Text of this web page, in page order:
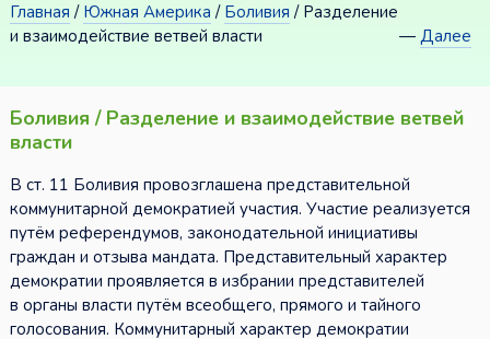
Главная / Южная Америка / Боливия / Разделение
и взаимодействие ветвей власти
—Далее
Боливия / Разделение и взаимодействие ветвей
власти
В ст. 11 Боливия провозглашена представительной
коммунитарной демократией участия. Участие реализуется
путём референдумов, законодательной инициативы
граждан и отзыва мандата. Представительный характер
демократии проявляется в избрании представителей
в органы власти путём всеобщего, прямого и тайного
голосования. Коммунитарный характер демократии